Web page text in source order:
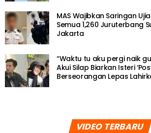
MAS Wajibkan Saringan
Semua 1,260 Juruterbang
Jakarta
“Waktu tu aku pergi naik
Akui Silap Biarkan Isteri
Berseorangan Lepas
VIDEO TERBARU